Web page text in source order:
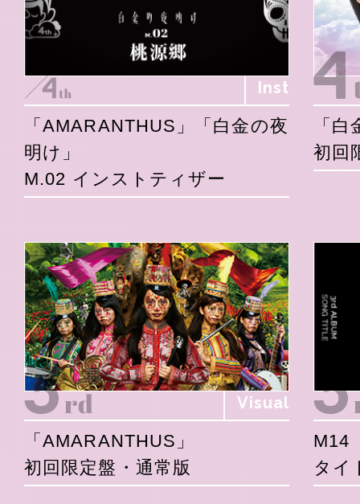
Inst
「AMARANTHUS」「白金の夜
明け」
M.02 インストティザー
「
初回
Visual
「AMARANTHUS」
初回限定盤・通常版
M14
タイ